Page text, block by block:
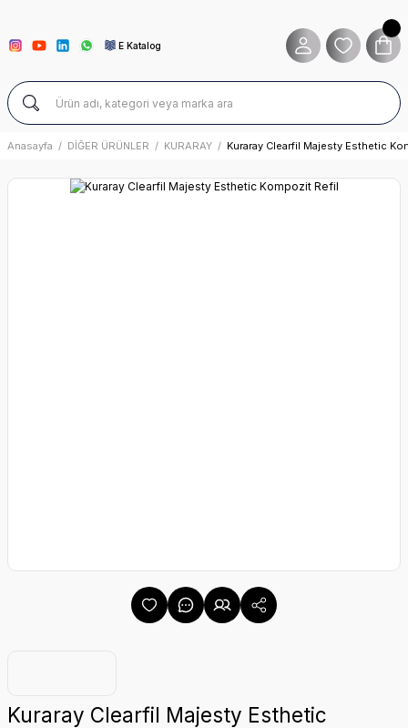
E Katalog
Anasayfa DİĞER ÜRÜNLER KURARAY Kuraray Clearfil Majesty Esthetic
Kuraray Clearfil Majesty Esthetic